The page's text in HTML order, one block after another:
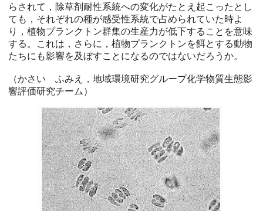
らされて，除草剤耐性系統への変化がたとえ起こったとし
ても，それぞれの種が感受性系統で占められていた時よ
り，植物プランクトン群集の生産力が低下することを意味
する。これは，さらに，植物プランクトンを餌とする動物
たちにも影響を及ぼすことになるのではないだろうか。
（かさい ふみえ，地域環境研究グループ化学物質生態影
響評価研究チーム）